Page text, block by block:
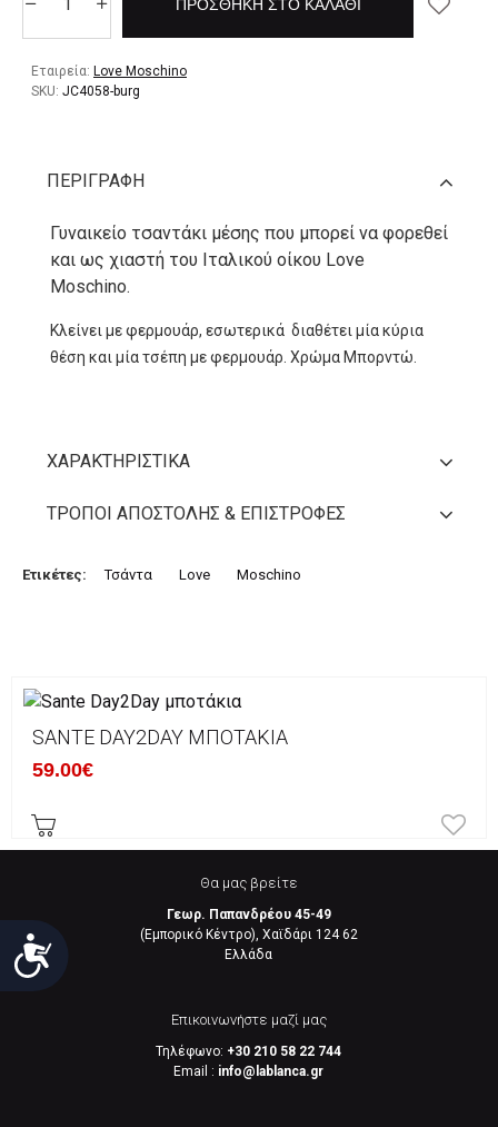
Προσιτότητα
Εταιρεία: Love Moschino
SKU: JC4058-burg
ΠΡΟΣΘΉΚΗ ΣΤΟ ΚΑΛΆΘΙ
ΠΕΡΙΓΡΑΦΉ
Γυναικείο τσαντάκι μέσης που μπορεί να φορεθεί
και ως χιαστή του Ιταλικού οίκου Love
Moschino.
Κλείνει με φερμουάρ, εσωτερικά διαθέτει μία κύρια
θέση και μία τσέπη με φερμουάρ. Χρώμα Μπορντώ.
ΧΑΡΑΚΤΗΡΙΣΤΙΚΆ
ΤΡΌΠΟΙ ΑΠΟΣΤΟΛΉΣ & ΕΠΙΣΤΡΟΦΈΣ
Ετικέτες: Τσάντα Love Moschino
SANTE DAY2DAY ΜΠΟΤΆΚΙΑ
59.00€
Θα μας βρείτε
Γεωρ. Παπανδρέου 45-49
(Εμπορικό Κέντρο), Χαϊδάρι 124 62
Eλλάδα
Επικοινωνήστε μαζί μας
Τηλέφωνο: +30 210 58 22 744
Email : info@lablanca.gr